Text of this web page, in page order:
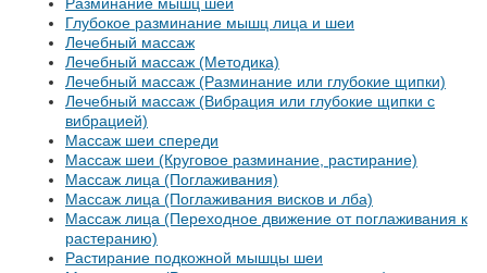
Глубокое разминание мышц лица и шеи
Лечебный массаж
Лечебный массаж (Методика)
Лечебный массаж (Разминание или глубокие щипки)
Лечебный массаж (Вибрация или глубокие щипки с
вибрацией)
Массаж шеи спереди
Массаж шеи (Круговое разминание, растирание)
Массаж лица (Поглаживания)
Массаж лица (Поглаживания висков и лба)
Массаж лица (Переходное движение от поглаживания к
растеранию)
Растирание подкожной мышцы шеи